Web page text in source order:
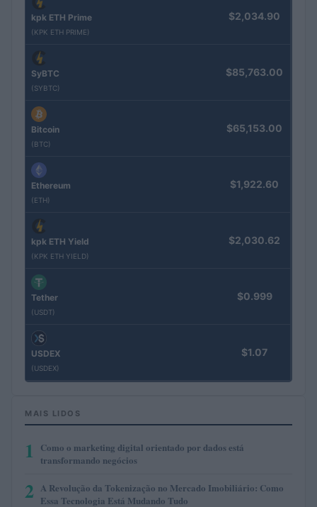
kpk ETH Prime
(KPK ETH PRIME)
$2,034.90
SyBTC
(SYBTC)
$85,763.00
Bitcoin
(BTC)
$65,153.00
Ethereum
(ETH)
$1,922.60
kpk ETH Yield
(KPK ETH YIELD)
$2,030.62
Tether
(USDT)
$0.999
USDEX
(USDEX)
$1.07
MAIS LIDOS
1
Como o marketing digital orientado por dados está
transformando negócios
2 A Revolução da Tokenização no Mercado Imobiliário: Como
Essa Tecnologia Está Mudando Tudo